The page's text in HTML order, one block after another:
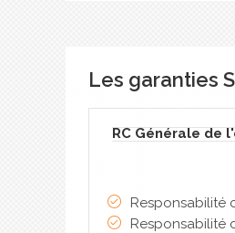
Les garanties
RC Générale de
Responsabilité
Responsabilité